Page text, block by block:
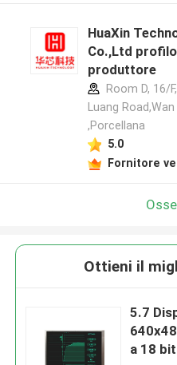
HuaXin
Co.,Ltd
produttore
Room D, 16/
Luang
,Porcellana
5.0
Fornitore
Ottieni il
5.7
a 18 bit